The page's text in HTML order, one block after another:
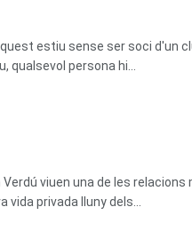
estiu sense ser soci d'un
persona hi...
viuen una de les
privada lluny dels...